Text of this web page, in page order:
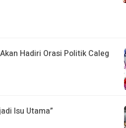
Hadiri Orasi Politik Caleg
Isu Utama”